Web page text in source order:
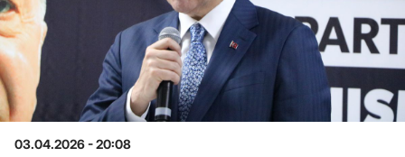
03.04.2026 - 20:08